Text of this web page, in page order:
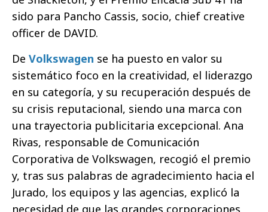
sido para Pancho Cassis, socio, chief creative
officer de DAVID.
De Volkswagen se ha puesto en valor su
sistemático foco en la creatividad, el liderazgo
en su categoría, y su recuperación después de
su crisis reputacional, siendo una marca con
una trayectoria publicitaria excepcional. Ana
Rivas, responsable de Comunicación
Corporativa de Volkswagen, recogió el premio
y, tras sus palabras de agradecimiento hacia el
Jurado, los equipos y las agencias, explicó la
necesidad de que las grandes corporaciones